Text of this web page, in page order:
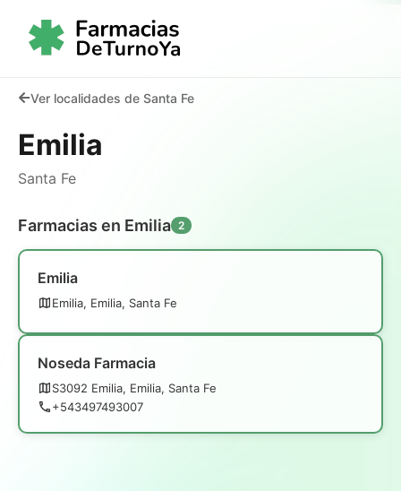
Ver localidades de Santa Fe
Emilia
Santa Fe
Farmacias en Emilia 2
Emilia
Emilia, Emilia, Santa Fe
Noseda Farmacia
S3092 Emilia, Emilia, Santa Fe
+543497493007